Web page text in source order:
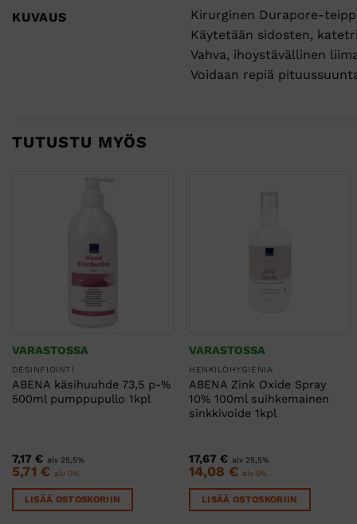
KUVAUS
Kirurginen Durapore-
Käytetään sidosten,
Vahva, ihoystävällinen
Voidaan repiä
TUTUSTU MYÖS
VARASTOSSA
DESINFIOINTI
ABENA käsihuuhde 73,5 p-%
500ml pumppupullo 1kpl
7,17 € alv 25,5%
5,71 € alv 0%
LISÄÄ OSTOSKORIIN
VARASTOSSA
HENKILÖHYGIENIA
ABENA Zink Oxide Spray
10% 100ml suihkemainen
sinkkivoide 1kpl
17,67€ alv 25,5%
14,08€ alv 0%
LISÄÄ OSTOSKORIIN